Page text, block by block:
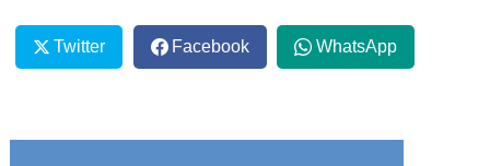
Twitter Facebook WhatsApp